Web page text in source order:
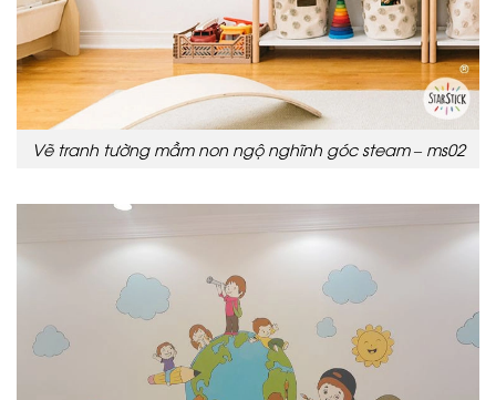
Vẽ tranh tường mầm non ngộ nghĩnh góc steam – ms02